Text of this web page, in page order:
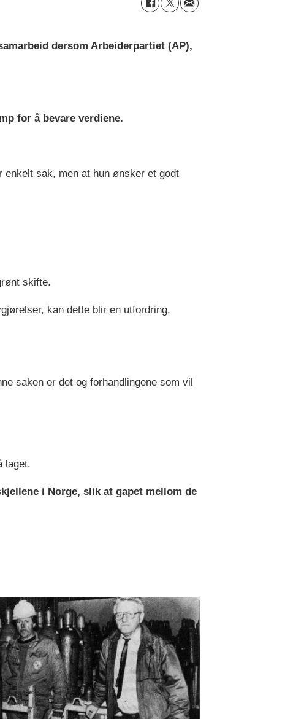
dersom Arbeiderpartiet (AP),
for å bevare verdiene.
sak, men at hun ønsker et godt
skifte.
kan dette blir en utfordring,
saken er det og forhandlingene som vil
laget.
i Norge, slik at gapet mellom de